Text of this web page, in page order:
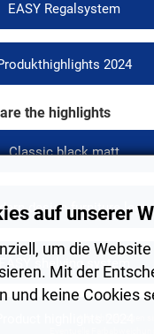
auf unserer
um die
Mit der
und keine Cookies
EASY Regalsystem
2024
the highlights
Classic black matt
design furniture legs
EASY shelving system